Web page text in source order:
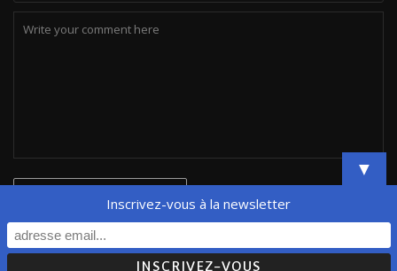
© Orfeo'lab - All Rights Reserved
▼
Inscrivez-vous à la newsletter